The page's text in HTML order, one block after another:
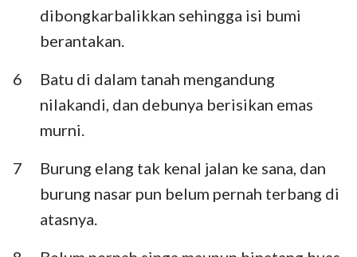
dibongkarbalikkan sehingga isi bumi
berantakan.
6
Batu di dalam tanah mengandung
nilakandi, dan debunya berisikan emas
murni.
7
Burung elang tak kenal jalan ke sana, dan
burung nasar pun belum pernah terbang di
atasnya.